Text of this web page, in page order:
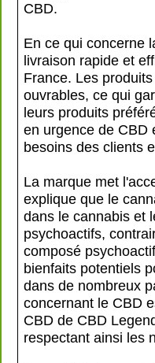
CBD.
En ce qui concerne
livraison rapide et
France. Les
ouvrables, ce qui
leurs produits
en urgence de CBD
besoins des clients
La marque met
explique que le
dans le cannabis et
psychoactifs,
composé
bienfaits potentiels
dans de nombreux
concernant le CBD
CBD de CBD
respectant ainsi les